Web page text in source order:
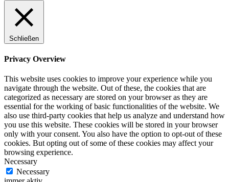
Schließen
Privacy Overview
This website uses cookies to improve your experience while you
navigate through the website. Out of these, the cookies that are
categorized as necessary are stored on your browser as they are
essential for the working of basic functionalities of the website. We
also use third-party cookies that help us analyze and understand how
you use this website. These cookies will be stored in your browser
only with your consent. You also have the option to opt-out of these
cookies. But opting out of some of these cookies may affect your
browsing experience.
Necessary
Necessary